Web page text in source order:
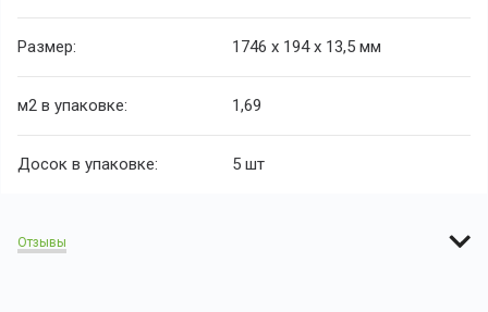
Размер: 1746 х 194 х 13,5 мм
м2 в упаковке: 1,69
Досок в упаковке: 5 шт
Отзывы